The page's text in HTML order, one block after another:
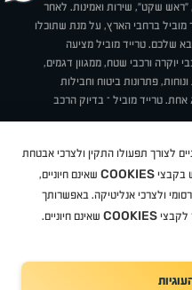
"ראש שקט", שירות ואמינות. לאחר
מוביל ברחבי הארץ, על מנת שתוכלו
שלכם. טרייד מוביל מציעה
יוקרה ורכבי שטח, ממגוון דגמים,
פתרונות ביטוח וחבילות
טרייד מוביל – בדיוק הרכב
איך זה עובד? דרושים
טסלהניסאןטויוטהדאצ'יהפולקסווגןטסלה
TradeMobile
TradeMobile facebook
לצורך תפעולו התקין ולצרכי אבטחת
בקבצי COOKIES שאינם חיוניים,
ולצרכי אנליטיקה. באפשרותך
לקבצי COOKIES שאינם חיוניים.